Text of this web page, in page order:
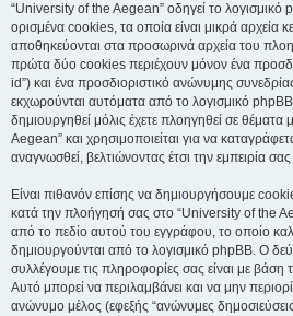
“University of the Aegean” οδηγεί το λογισμικό
ορισμένα cookies, τα οποία είναι μικρά αρχεία
αποθηκεύονται στα προσωρινά αρχεία του
πρώτα δύο cookies περιέχουν μόνον ένα
id”) και ένα προσδιοριστικό ανώνυμης
εκχωρούνται αυτόματα από το λογισμικό
δημιουργηθεί μόλις έχετε πλοηγηθεί σε
Aegean” και χρησιμοποιείται για να
αναγνωσθεί, βελτιώνοντας έτσι την εμπειρία
Είναι πιθανόν επίσης να δημιουργήσουμε
κατά την πλοήγησή σας στο “University of the
από το πεδίο αυτού του εγγράφου, το οποίο
δημιουργούνται από το λογισμικό phpBB. Ο
συλλέγουμε τις πληροφορίες σας είναι με
Αυτό μπορεί να περιλαμβάνει και να μην
ανώνυμο μέλος (εφεξής “ανώνυμες